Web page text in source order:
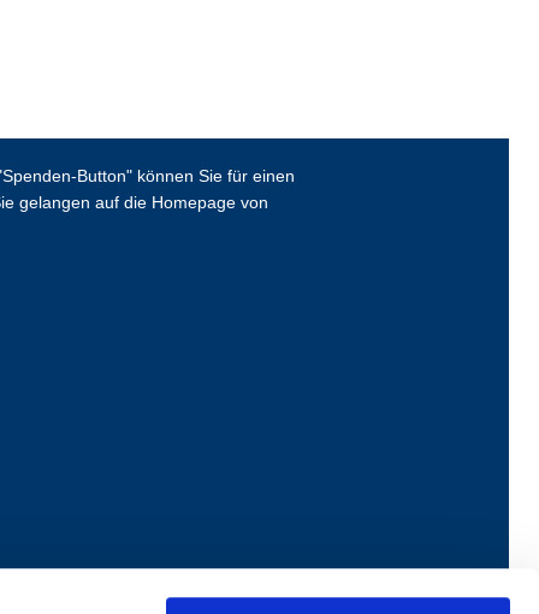
Button" können Sie für einen
gelangen auf die Homepage von